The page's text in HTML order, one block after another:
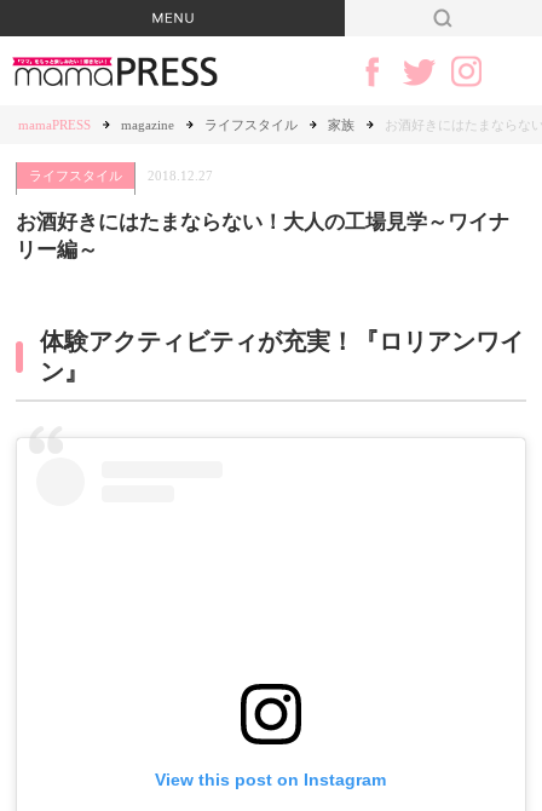
mamaPRESS magazine ライフスタイル 家族 お酒好きにはたまならな
ライフスタイル 2018.12.27
お酒好きにはたまならない！大人の工場見学～ワイナ
リー編～
体験アクティビティが充実！『ロリアンワイ
ン』
View this post on Instagram